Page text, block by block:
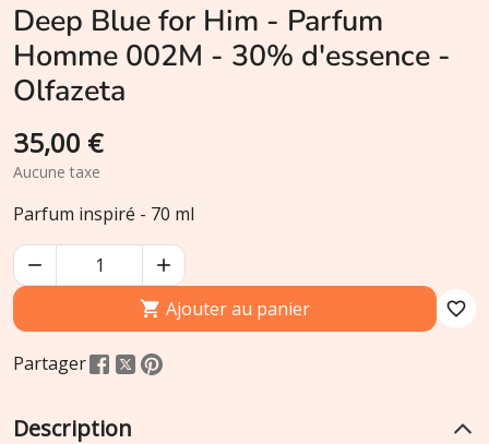
Deep Blue for Him - Parfum
Homme 002M - 30% d'essence -
Olfazeta
35,00 €
Aucune taxe
Parfum inspiré - 70 ml


 Ajouter au panier favorite_border
Partager
Description